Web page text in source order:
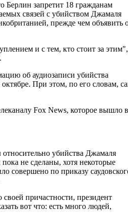
Берлин запретит 18 гражданам
связей с убийством Джамаля
прежде чем объявить
и с тем, кто стоит за этим",
об аудиозаписи убийства
октябре. При этом, по его словам,
Fox News, которое вышло в
убийства Джамаля
не сделаны, хотя некоторые
по приказу
причастности, президент
вот что: есть много людей,